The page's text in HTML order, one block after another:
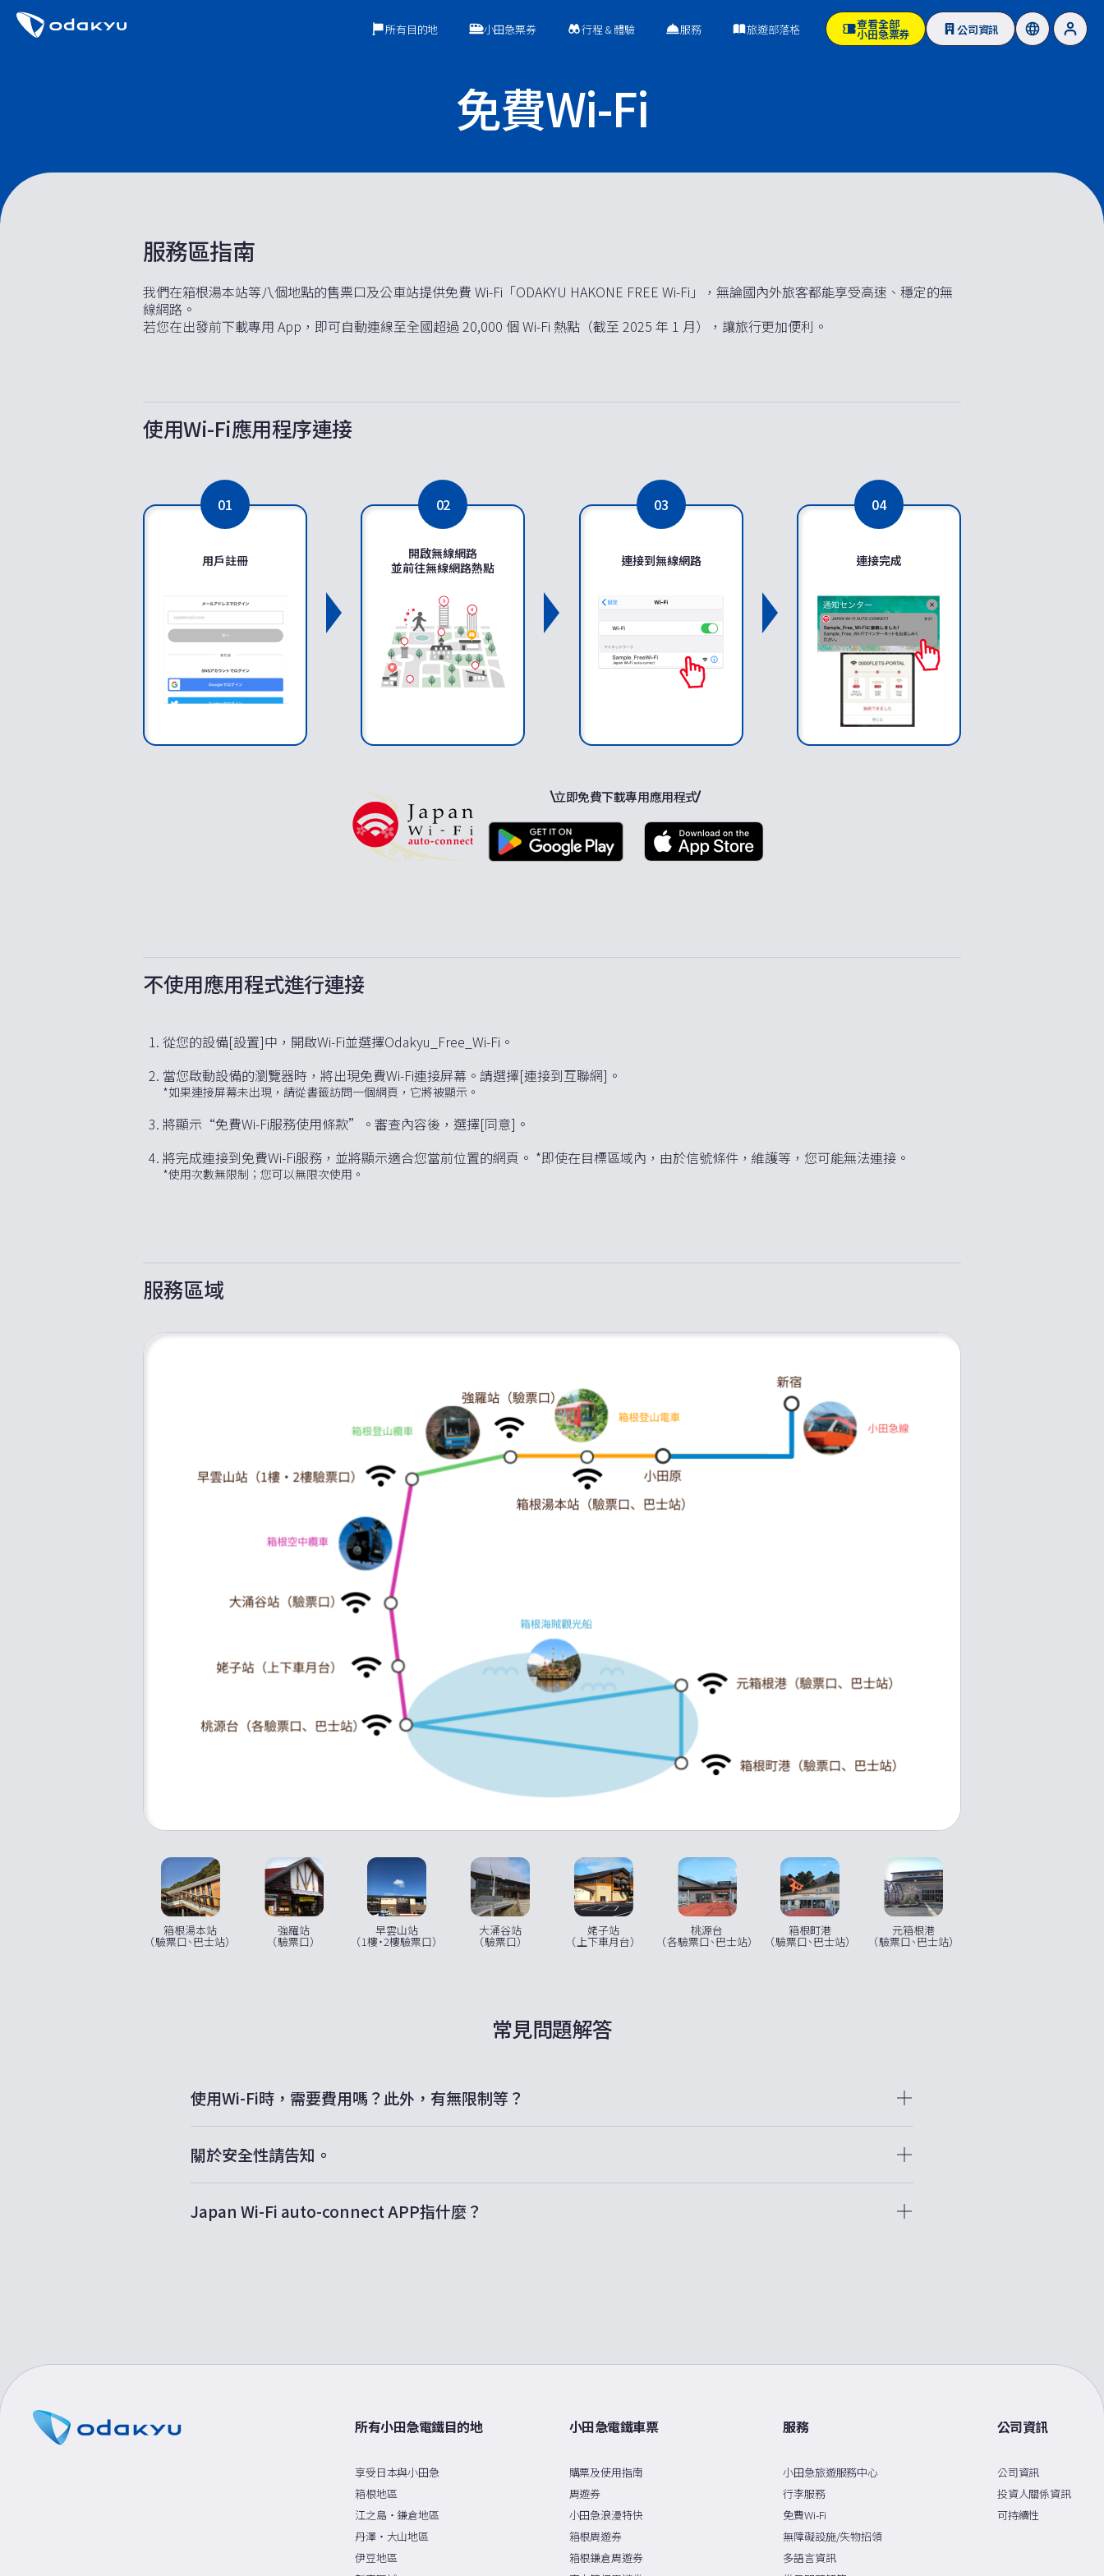
所有目的地 小田急票券 行程 & 體驗 服務 旅遊部落格 查看全部
小田急票券 公司資訊
免費Wi-Fi
服務區指南
我們在箱根湯本站等八個地點的售票口及公車站提供免費 Wi-Fi「ODAKYU HAKONE FREE Wi-Fi」，無論國內外旅客都能享受高速、穩定的無
線網路。
若您在出發前下載專用 App，即可自動連線至全國超過 20,000 個 Wi-Fi 熱點（截至 2025 年 1 月），讓旅行更加便利。
使用Wi-Fi應用程序連接
01
用戶註冊
02
開啟無線網路
並前往無線網路熱點
03
連接到無線網路
04
連接完成
立即免費下載專用應用程式
不使用應用程式進行連接
從您的設備[設置]中，開啟Wi-Fi並選擇Odakyu_Free_Wi-Fi。
當您啟動設備的瀏覽器時，將出現免費Wi-Fi連接屏幕。請選擇[連接到互聯網]。
*如果連接屏幕未出現，請從書籤訪問一個網頁，它將被顯示。
將顯示“免費Wi-Fi服務使用條款”。審查內容後，選擇[同意]。
將完成連接到免費Wi-Fi服務，並將顯示適合您當前位置的網頁。 *即使在目標區域內，由於信號條件，維護等，您可能無法連接。
*使用次數無限制；您可以無限次使用。
服務區域
箱根湯本站
（驗票口、巴士站）
強羅站
（驗票口）
早雲山站
（1樓・2樓驗票口）
大涌谷站
（驗票口）
姥子站
（上下車月台）
桃源台
（各驗票口、巴士站）
箱根町港
（驗票口、巴士站）
元箱根港
（驗票口、巴士站）
常見問題解答
使用Wi-Fi時，需要費用嗎？此外，有無限制等？
A.
關於安全性請告知。
A.
Japan Wi-Fi auto-connect APP指什麼？
所有小田急電鐵目的地
享受日本與小田急
箱根地區
江之島・鎌倉地區
丹澤・大山地區
伊豆地區
小田急電鐵車票
購票及使用指南
周遊券
小田急浪漫特快
箱根周遊券
箱根鎌倉周遊券
服務
小田急旅遊服務中心
行李服務
免費Wi-Fi
無障礙設施/失物招領
多語言資訊
公司資訊
公司資訊
投資人關係資訊
可持續性